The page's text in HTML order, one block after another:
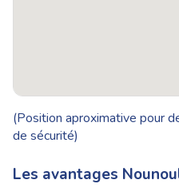
(Position aproximative pour
de sécurité)
Les avantages